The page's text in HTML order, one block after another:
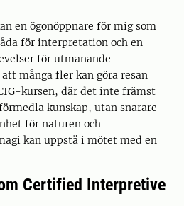
en ögonöppnare för mig som
för interpretation och en
för utmanande
många fler kan göra resan
kursen, där det inte främst
kunskap, utan snarare
för naturen och
kan uppstå i mötet med en
Certified Interpretive